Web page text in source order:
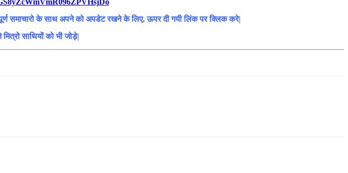
समाचारो के साथ अपने को अपडेट रखने के लिए, ऊपर दी गयी लिंक पर क्लिक करे|
साथियों को भी जोड़े|